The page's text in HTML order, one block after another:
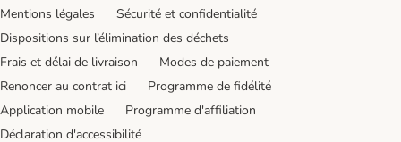
Mentions légales
Sécurité et confidentialité
Dispositions sur l’élimination des déchets
Frais et délai de livraison
Modes de paiement
Renoncer au contrat ici
Programme de fidélité
Application mobile
Programme d'affiliation
Déclaration d'accessibilité